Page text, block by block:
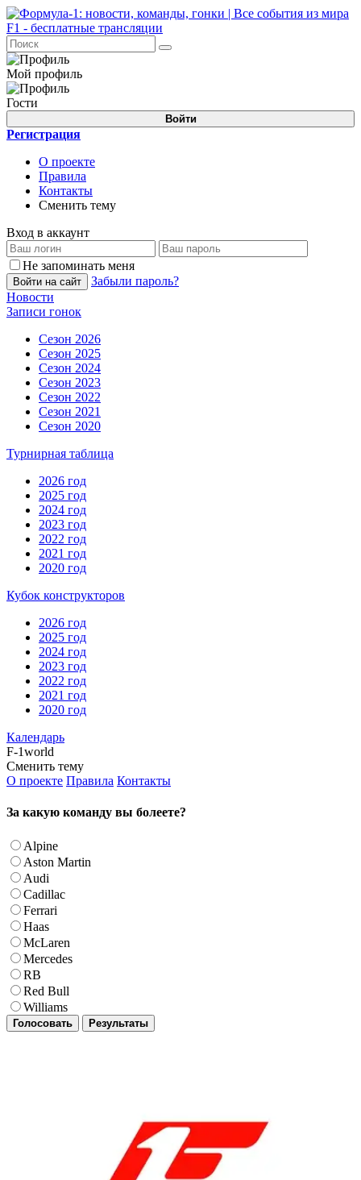
Мой профиль
Гости
Войти
Регистрация
О проекте
Правила
Контакты
Сменить тему
Вход в аккаунт
Не запоминать меня
Войти на сайт
Забыли пароль?
Новости
Записи гонок
Сезон 2026
Сезон 2025
Сезон 2024
Сезон 2023
Сезон 2022
Сезон 2021
Сезон 2020
Турнирная таблица
2026 год
2025 год
2024 год
2023 год
2022 год
2021 год
2020 год
Кубок конструкторов
2026 год
2025 год
2024 год
2023 год
2022 год
2021 год
2020 год
Календарь
F-1world
Сменить тему
О проекте Правила Контакты
За какую команду вы болеете?
Alpine
Aston Martin
Audi
Cadillac
Ferrari
Haas
McLaren
Mercedes
RB
Red Bull
Williams
Голосовать Результаты